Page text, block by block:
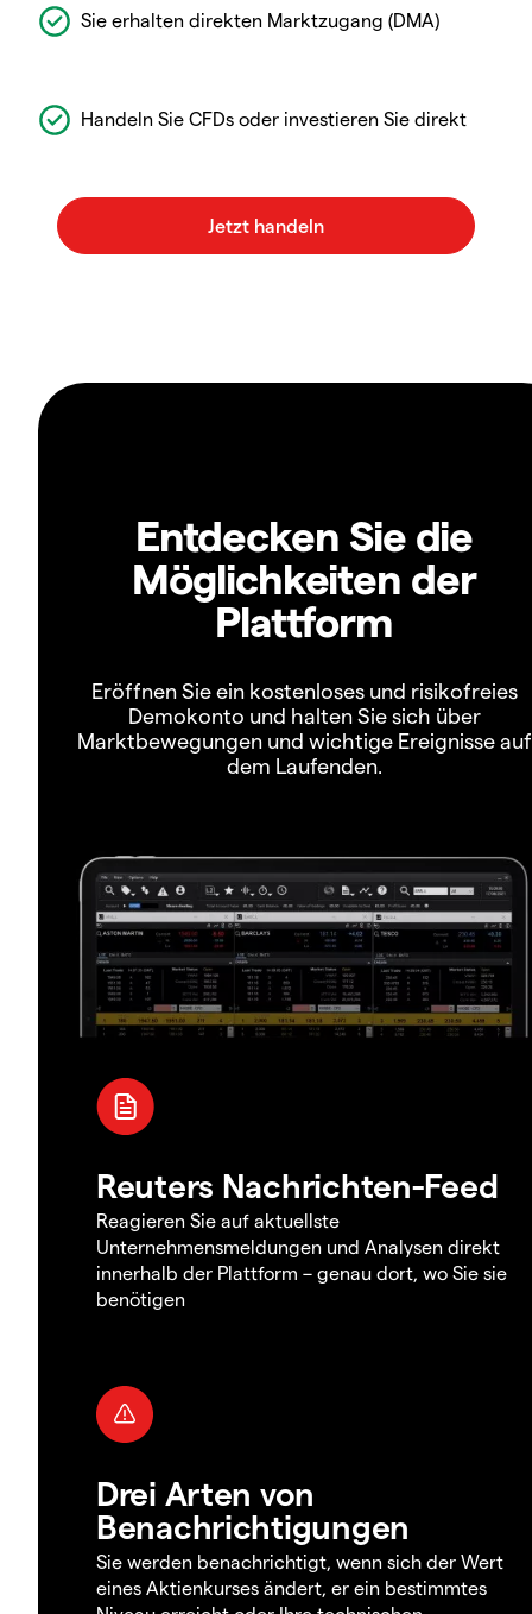
Sie erhalten direkten Marktzugang (DMA)
Handeln Sie CFDs oder investieren Sie direkt
Entdecken Sie die
Möglichkeiten der
Plattform
Eröffnen Sie ein kostenloses und risikofreies
Demokonto und halten Sie sich über
Marktbewegungen und wichtige Ereignisse auf
dem Laufenden.
Reuters Nachrichten-Feed
Reagieren Sie auf aktuellste
Unternehmensmeldungen und Analysen direkt
innerhalb der Plattform – genau dort, wo Sie sie
benötigen
Drei Arten von
Benachrichtigungen
Sie werden benachrichtigt, wenn sich der Wert
eines Aktienkurses ändert, er ein bestimmtes